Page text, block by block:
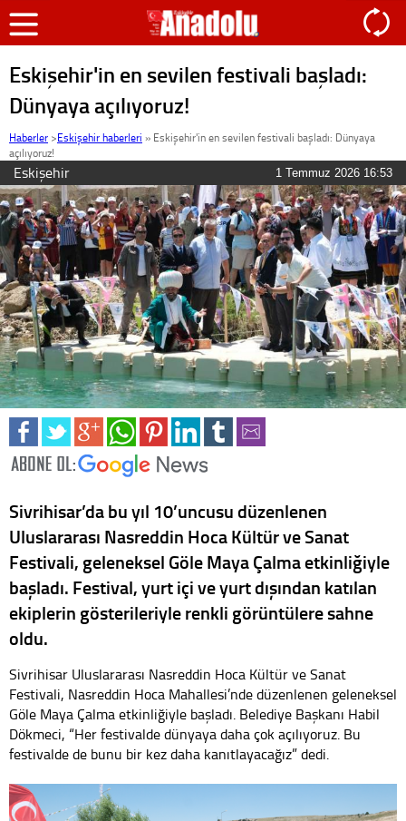
Eskişehir'in en sevilen festivali başladı:
Dünyaya açılıyoruz!
Haberler >Eskişehir haberleri » Eskişehir'in en sevilen festivali başladı: Dünyaya
açılıyoruz!
Eskişehir 1 Temmuz 2026 16:53
Sivrihisar’da bu yıl 10’uncusu düzenlenen
Uluslararası Nasreddin Hoca Kültür ve Sanat
Festivali, geleneksel Göle Maya Çalma etkinliğiyle
başladı. Festival, yurt içi ve yurt dışından katılan
ekiplerin gösterileriyle renkli görüntülere sahne
oldu.
Sivrihisar Uluslararası Nasreddin Hoca Kültür ve Sanat
Festivali, Nasreddin Hoca Mahallesi’nde düzenlenen geleneksel
Göle Maya Çalma etkinliğiyle başladı. Belediye Başkanı Habil
Dökmeci, “Her festivalde dünyaya daha çok açılıyoruz. Bu
festivalde de bunu bir kez daha kanıtlayacağız” dedi.